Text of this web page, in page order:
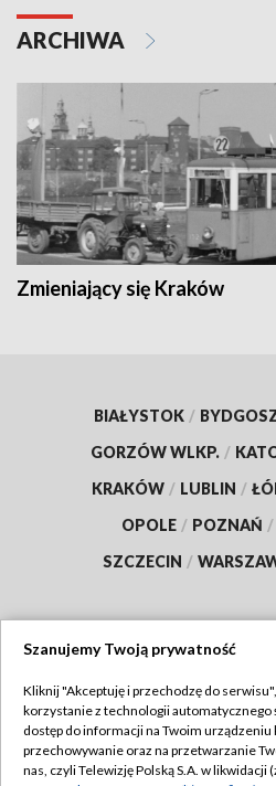
ARCHIWA
Zmieniający się Kraków
BIAŁYSTOK /
GORZÓW WLKP. /
KRAKÓW / LUBLIN /
OPOLE / POZNAŃ /
SZCZECIN /
TVP
Abonament TVP
Szanujemy Twoją prywatność
Kliknij "Akceptuję i przechodzę do
korzystanie z technologii automatycznego
dostęp do informacji na Twoim urządzeniu
przechowywanie oraz na przetwarzanie
nas, czyli Telewizję Polską S.A. w likwidacji